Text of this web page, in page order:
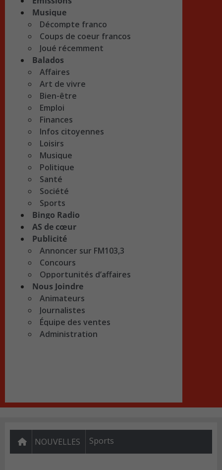
Musique
Décompte franco
Coups de coeur francos
Joué récemment
Balados
Affaires
Art de vivre
Bien-être
Emploi
Finances
Infos citoyennes
Loisirs
Musique
Politique
Santé
Société
Sports
Bingo Radio
AS de cœur
Publicité
Annoncer sur FM103,3
Concours
Opportunités d’affaires
Nous Joindre
Animateurs
Journalistes
Équipe des ventes
Administration
NOUVELLES Sports